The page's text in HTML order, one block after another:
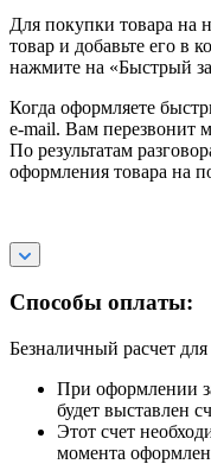
Для покупки товара на
товар и добавьте его в
нажмите на «Быстрый
Когда оформляете
e-mail. Вам перезвонит
По результатам
оформления товара на
Способы оплаты:
Безналичный расчет
При оформлении
будет выставлен
Этот счет
момента